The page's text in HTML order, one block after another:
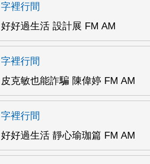
字裡行間
好好過生活 設計展 FM AM
字裡行間
皮克敏也能詐騙 陳偉婷 FM AM
字裡行間
好好過生活 靜心瑜珈篇 FM AM